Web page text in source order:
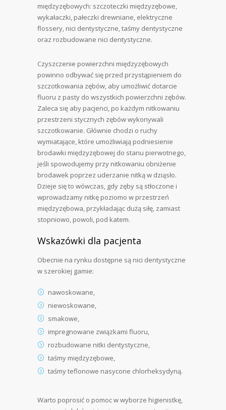
międzyzębowych: szczoteczki międzyzębowe,
wykałaczki, pałeczki drewniane, elektryczne
flossery, nici dentystyczne, taśmy dentystyczne
oraz rozbudowane nici dentystyczne.
Czyszczenie powierzchni międzyzębowych
powinno odbywać się przed przystąpieniem do
szczotkowania zębów, aby umożliwić dotarcie
fluoru z pasty do wszystkich powierzchni zębów.
Zaleca się aby pacjenci, po każdym nitkowaniu
przestrzeni stycznych zębów wykonywali
szczotkowanie. Głównie chodzi o ruchy
wymiatające, które umożliwiają podniesienie
brodawki międzyzębowej do stanu pierwotnego,
jeśli spowodujemy przy nitkowaniu obniżenie
brodawek poprzez uderzanie nitką w dziąsło.
Dzieje się to wówczas, gdy zęby są stłoczone i
wprowadzamy nitkę poziomo w przestrzeń
międzyzębowa, przykładając dużą siłę, zamiast
stopniowo, powoli, pod katem.
Wskazówki dla pacjenta
Obecnie na rynku dostępne są nici dentystyczne
w szerokiej gamie:
nawoskowane,
niewoskowane,
smakowe,
impregnowane związkami fluoru,
rozbudowane nitki dentystyczne,
taśmy międzyzębowe,
taśmy teflonowe nasycone chlorheksydyną.
Warto poprosić o pomoc w wyborze higienistkę,